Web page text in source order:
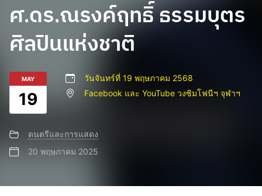
ศ.ดร.ณรงค์ฤทธิ์ ธรรมบุตร
ศิลปินแห่งชาติ
MAY
19
วันจันทร์ที่ 19 พฤษภาคม 2568
Facebook และ YouTube วงซิมโฟนีฯ จุฬาฯ
ดนตรีและการแสดง
20 พฤษภาคม 2025